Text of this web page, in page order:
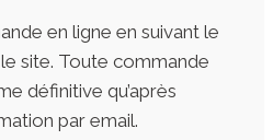
en ligne en suivant le
site. Toute commande
définitive qu’après
par email.